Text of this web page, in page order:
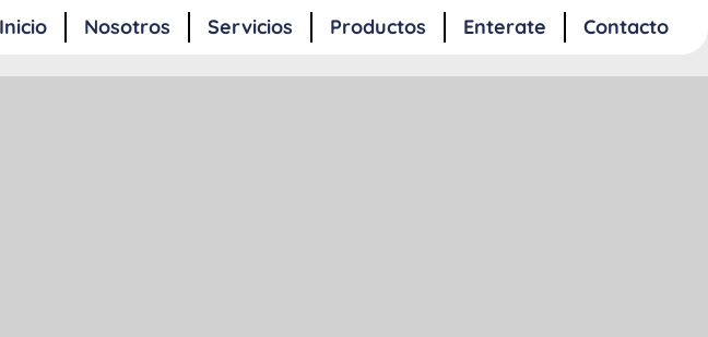
Inicio Nosotros Servicios Productos Enterate Contacto